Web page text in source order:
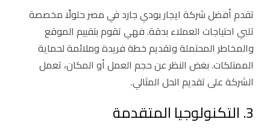
تقدم أفضل شركة ايجار بودي جارد في مصر حلولًا مخصصة
تلبي احتياجات العملاء بدقة. فهي تقوم بتقييم الموقع
والمخاطر المحتملة وتقديم خطة فريدة وملائمة لحماية
الممتلكات. بغض النظر عن حجم العمل أو المكان، تعمل
الشركة على تقديم الحل المثالي.
3. التكنولوجيا المتقدمة